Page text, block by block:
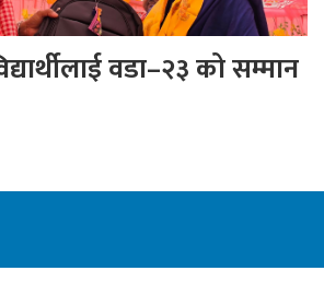
वडा–२३ को सम्मान